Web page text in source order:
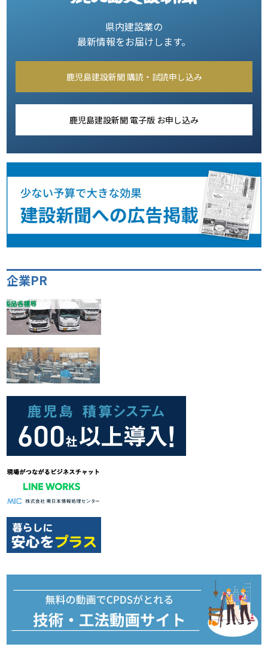
県内建設業の
最新情報をお届けします。
鹿児島建設新聞 購読・試読申し込み
鹿児島建設新聞 電子版 お申し込み
企業PR